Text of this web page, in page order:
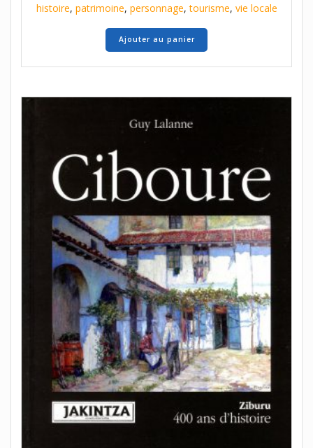
histoire, patrimoine, personnage,tourisme, vie locale
Ajouter au panier